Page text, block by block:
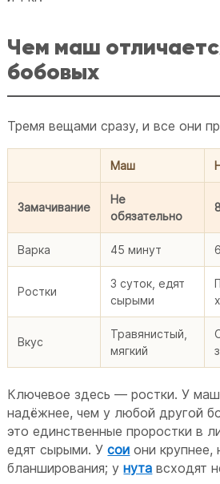
Чем маш
бобовых
Тремя вещами сразу, и все они
Маш
Замачивание
Не
обязательно
Варка 45 минут
Ростки
3 суток, едят
сырыми
Вкус
Травянистый,
мягкий
Ключевое здесь — ростки. У
надёжнее, чем у любой другой
это единственные проростки в
едят сырыми. Усои они крупнее,
бланширования; унута всходят